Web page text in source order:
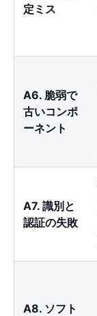
定ミス
A6. 脆弱で
古いコンポ
ーネント
A7. 識別と
認証の失敗
A8. ソフト